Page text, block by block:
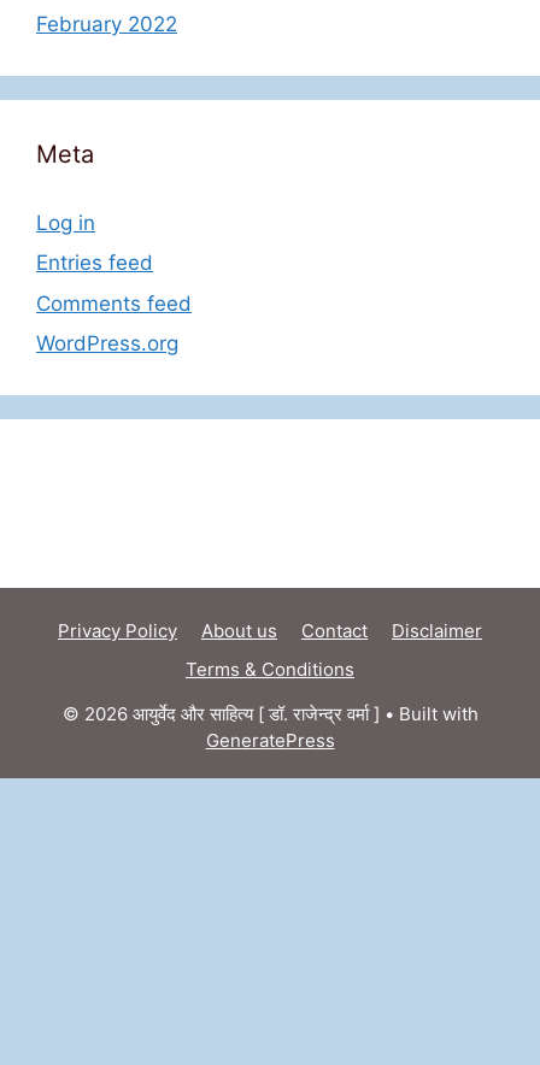
February 2022
Meta
Log in
Entries feed
Comments feed
WordPress.org
Privacy Policy About us Contact
Disclaimer
Terms & Conditions
© 2026 आयुर्वेद और साहित्य [ डॉ. राजेन्द्र वर्मा ] • Built with
GeneratePress